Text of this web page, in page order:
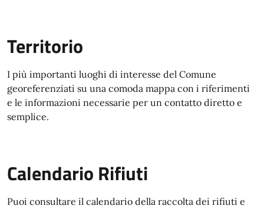
Territorio
I più importanti luoghi di interesse del Comune
georeferenziati su una comoda mappa con i riferimenti
e le informazioni necessarie per un contatto diretto e
semplice.
Calendario Rifiuti
Puoi consultare il calendario della raccolta dei rifiuti e